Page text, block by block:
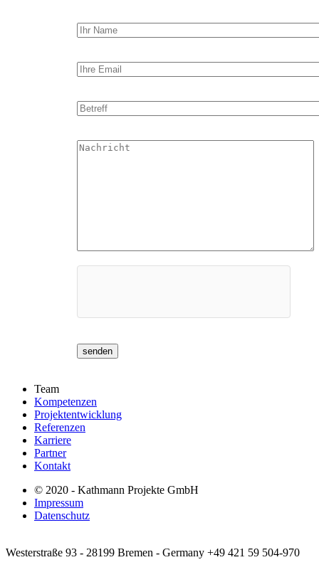
senden
Team
Kompetenzen
Projektentwicklung
Referenzen
Karriere
Partner
Kontakt
© 2020 - Kathmann Projekte GmbH
Impressum
Datenschutz
Westerstraße 93 - 28199 Bremen - Germany +49 421 59 504-970